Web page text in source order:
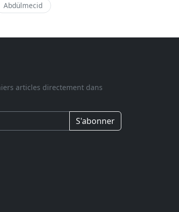
Abdülmecid
articles directement dans
S'abonner